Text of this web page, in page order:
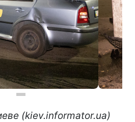
(kiev.informator.ua)